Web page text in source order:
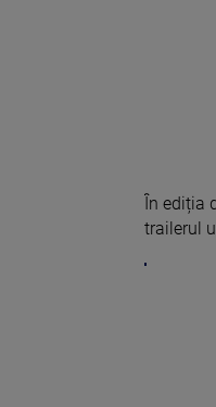
În ediția
trailerul